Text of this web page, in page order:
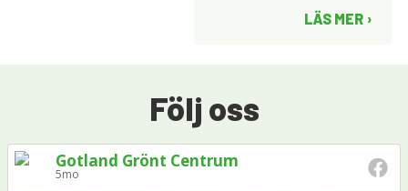
LÄS MER
Följ oss
Gotland Grönt Centrum
5mo